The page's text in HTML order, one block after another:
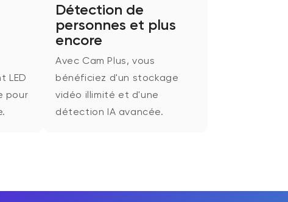
LED
pour
Détection de
personnes et plus
encore
Avec Cam Plus, vous
bénéficiez d'un stockage
vidéo illimité et d'une
détection IA avancée.